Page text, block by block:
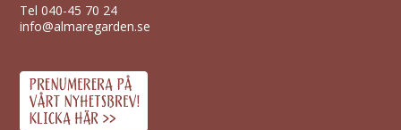
Tel040-45 70 24
info@almaregarden.se